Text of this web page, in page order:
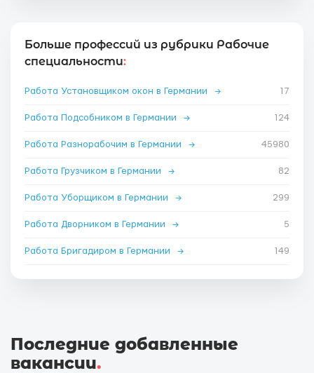
Больше профессий из рубрики Рабочие
специальности:
Работа Установщиком окон в Германии → 17
Работа Подсобником в Германии → 124
Работа Разнорабочим в Германии → 45980
Работа Грузчиком в Германии → 82
Работа Уборщиком в Германии → 299
Работа Дворником в Германии → 5
Работа Бригадиром в Германии → 149
Последние добавленные
вакансии.